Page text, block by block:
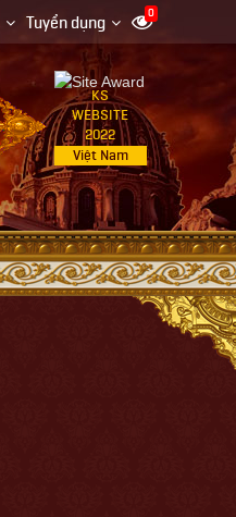
Tuyển dụng 0
KS
WEBSITE
2022
Việt Nam